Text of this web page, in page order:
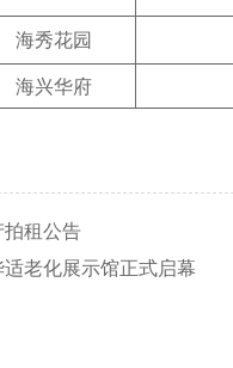
海秀花园
海兴华府
拍租公告
老化展示馆正式启幕